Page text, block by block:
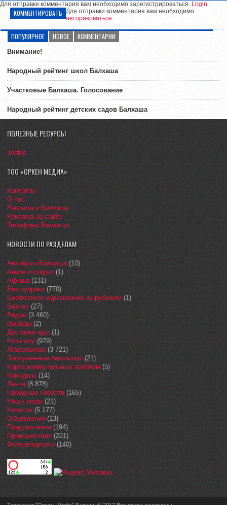
Для отправки комментария вам необходимо зарегистрироваться. Login
КОММЕНТИРОВАТЬ Для отправки комментария вам необходимо
авторизоваться.
ПОПУЛЯРНОЕ НОВОЕ КОММЕНТАРИИ
Внимание!
Народный рейтинг школ Балхаша
Участковые Балхаша. Голосование
Народный рейтинг детских садов Балхаша
ПОЛЕЗНЫЕ РЕСУРСЫ
Jooble
ТОО «ОРКЕН МЕДИА»
Контакты
О нас
Реклама в Балхаше
Реклама на сайте
Телефоны Балхаша
НОВОСТИ ПО РАЗДЕЛАМ
Автобусы Балхаша(10)
Акции и скидки (1)
Афиша(131)
Без рубрики (770)
Бесплатное образование за рубежом (1)
Бизнес (27)
Видео (3 460)
Выборы (2)
Доставка еды (1)
Еске алу (979)
Жаңалықтар (3 721)
Заслуженные балхашцы (21)
Карта коммунальных проблем (5)
Конкурсы (14)
Лента(8 878)
Народные новости (165)
Наши люди (21)
Новости (5 177)
Объявления (13)
Поздравления (194)
Происшествия (221)
Фоторепортажи (140)